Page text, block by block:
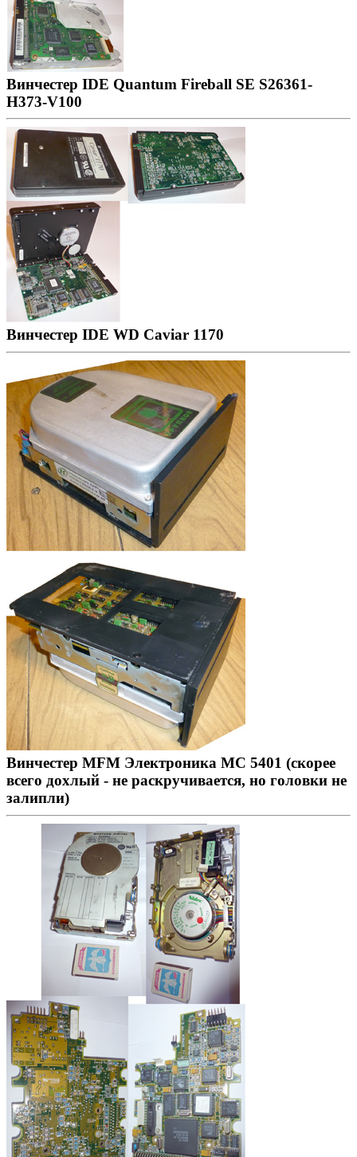
Винчестер IDE Quantum Fireball SE S26361-
H373-V100
Винчестер IDE WD Caviar 1170
Винчестер MFM Электроника МС 5401 (скорее
всего дохлый - не раскручивается, но головки не
залипли)